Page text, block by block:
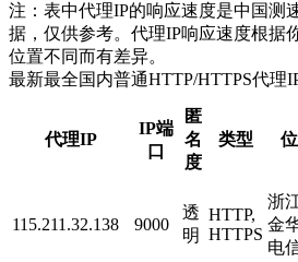
注：表中代理IP的响应速度是中国测
据，仅供参考。代理IP响应速度根据
位置不同而有差异。
最新最全国内普通HTTP/HTTPS代理
代理IP
IP端
口
匿
名
度
类型
115.211.32.138 9000
透
明
HTTP,
HTTPS
浙
金
电